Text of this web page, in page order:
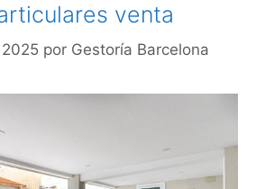
venta
por Gestoría Barcelona